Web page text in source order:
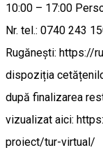
10:00 – 17:00
Nr. tel.: 0740 243
Rugănești: https://
dispoziția
după finalizarea
vizualizat aici:
proiect/tur-virtual/